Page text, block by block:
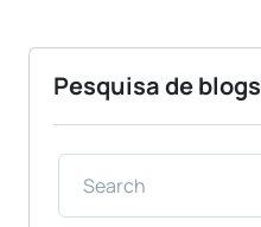
Pesquisa de blogs